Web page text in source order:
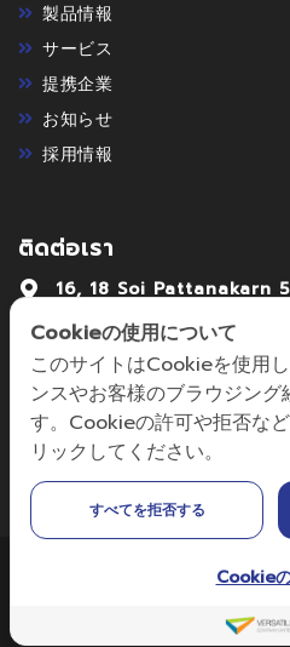
製品情報
サービス
提携企業
お知らせ
採用情報
ติดต่อเรา
16, 18 Soi Pattanakarn
02-7222992-4
sales@focusmechanic.co.th
Copyright © 2024 Edited by
Rights
Cookieの使用について
このサイトはCookieを使用
ンスやお客様のブラウジング
す。Cookieの許可や拒否な
リックしてください。
すべてを拒否する
Cookie